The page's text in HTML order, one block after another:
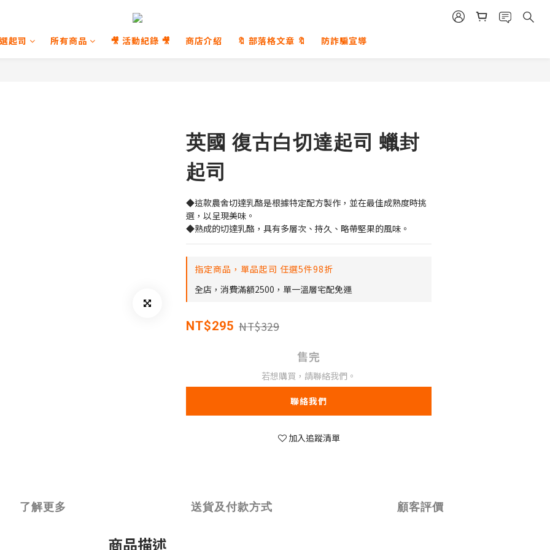
起司 所有商品 🎥 活動紀錄 🎥 商店介紹 🔖 部落格文章 🔖 防詐騙宣導
英國 復古白切達起司 蠟封
起司
◆這款農舍切達乳酪是根據特定配方製作，並在最佳成熟度時挑
選，以呈現美味。
◆熟成的切達乳酪，具有多層次、持久、略帶堅果的風味。
指定商品，單品起司 任選5件98折
全店，消費滿額2500，單一溫層宅配免運
NT$295 NT$329
售完
若想購買，請聯絡我們。
聯絡我們
加入追蹤清單
了解更多 送貨及付款方式 顧客評價
商品描述